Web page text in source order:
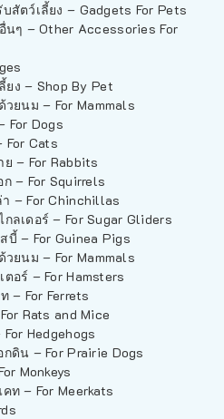
สัตว์เลี้ยง – Gadgets For Pets
นๆ – Other Accessories For
ยง – Shop By Pet
ยนม – For Mammals
For Dogs
For Cats
– For Rabbits
– For Squirrels
– For Chinchillas
ลเดอร์ – For Sugar Gliders
บี้ – For Guinea Pigs
ยนม – For Mammals
อร์ – For Hamsters
– For Ferrets
Rats and Mice
Hedgehogs
ดิน – For Prairie Dogs
Monkeys
ท – For Meerkats